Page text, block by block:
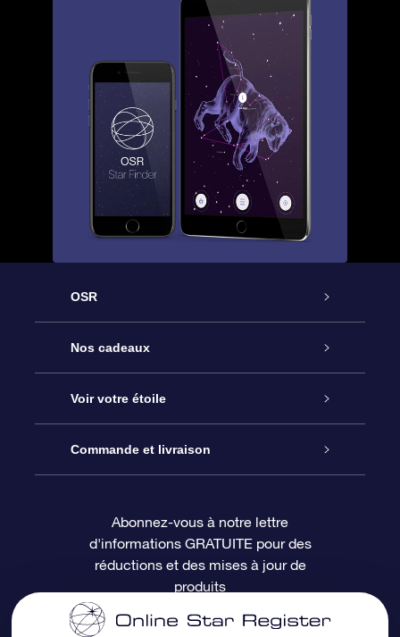
OSR
Service
À propos de l’OSR
Nous contacter
Questions fréquemment posées
Revues
Nos cadeaux
Cadeau d’étoile en ligne
Coffret cadeau OSR
Carte cadeau OSR
Voir votre étoile
Registre des étoiles
Page d’accueil personnalisée
Un million d’étoiles
Commande et livraison
Informations de paiement
Informations d’expédition
Abonnez-vous à notre lettre
d'informations GRATUITE pour des
réductions et des mises à jour de
produits